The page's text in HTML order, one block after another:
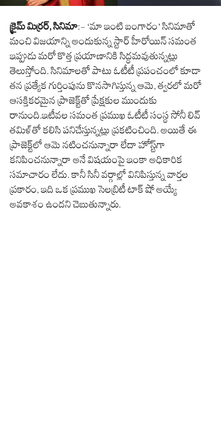
క్రైమ్ మిర్రర్, సినిమా:- ‘మా ఇంటి బంగారం’ సినిమాతో
మంచి విజయాన్ని అందుకున్న స్టార్ హీరోయిన్ సమంత
ఇప్పుడు మరో కొత్త ప్రయాణానికి సిద్ధమవుతున్నట్లు
తెలుస్తోంది. సినిమాలతో పాటు ఓటీటీ ప్రపంచంలో కూడా
తన ప్రత్యేక గుర్తింపును కొనసాగిస్తున్న ఆమె, త్వరలో మరో
ఆసక్తికరమైన ప్రాజెక్ట్‌తో ప్రేక్షకుల ముందుకు
రానుంది.ఇటీవల సమంత ప్రముఖ ఓటీటీ సంస్థ సోనీ లివ్
తమిళ్‌తో కలిసి పనిచేస్తున్నట్లు ప్రకటించింది. అయితే ఈ
ప్రాజెక్ట్‌లో ఆమె నటించనున్నారా లేదా హోస్ట్‌గా
కనిపించనున్నారా అనే విషయంపై ఇంకా అధికారిక
సమాచారం లేదు. కానీ సినీ వర్గాల్లో వినిపిస్తున్న వార్తల
ప్రకారం, ఇది ఒక ప్రముఖ సెలబ్రిటీ టాక్ షో అయ్యే
అవకాశం ఉందని చెబుతున్నారు.